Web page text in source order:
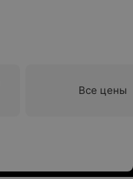
Все цены